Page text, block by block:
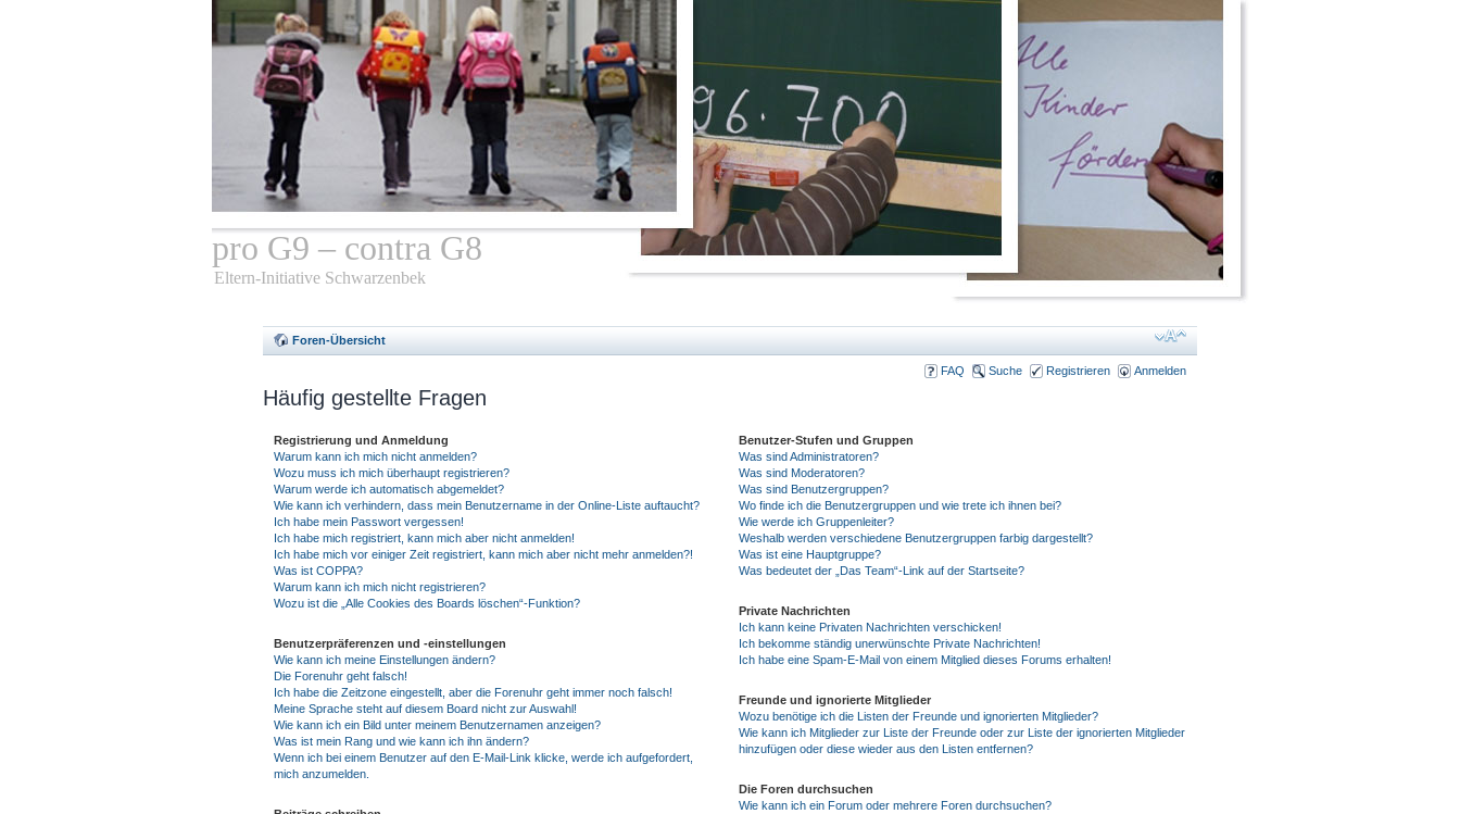
pro G9 – contra G8
Eltern-Initiative Schwarzenbek
Foren-Übersicht
FAQ Suche Registrieren Anmelden
Häufig gestellte Fragen
Registrierung und Anmeldung
Warum kann ich mich nicht anmelden?
Wozu muss ich mich überhaupt registrieren?
Warum werde ich automatisch abgemeldet?
Wie kann ich verhindern, dass mein Benutzername in der Online-Liste auftaucht?
Ich habe mein Passwort vergessen!
Ich habe mich registriert, kann mich aber nicht anmelden!
Ich habe mich vor einiger Zeit registriert, kann mich aber nicht mehr anmelden?!
Was ist COPPA?
Warum kann ich mich nicht registrieren?
Wozu ist die „Alle Cookies des Boards löschen“-Funktion?
Benutzerpräferenzen und -einstellungen
Wie kann ich meine Einstellungen ändern?
Die Forenuhr geht falsch!
Ich habe die Zeitzone eingestellt, aber die Forenuhr geht immer noch falsch!
Meine Sprache steht auf diesem Board nicht zur Auswahl!
Wie kann ich ein Bild unter meinem Benutzernamen anzeigen?
Was ist mein Rang und wie kann ich ihn ändern?
Wenn ich bei einem Benutzer auf den E-Mail-Link klicke, werde ich aufgefordert,
mich anzumelden.
Benutzer-Stufen und Gruppen
Was sind Administratoren?
Was sind Moderatoren?
Was sind Benutzergruppen?
Wo finde ich die Benutzergruppen und wie trete ich ihnen bei?
Wie werde ich Gruppenleiter?
Weshalb werden verschiedene Benutzergruppen farbig dargestellt?
Was ist eine Hauptgruppe?
Was bedeutet der „Das Team“-Link auf der Startseite?
Private Nachrichten
Ich kann keine Privaten Nachrichten verschicken!
Ich bekomme ständig unerwünschte Private Nachrichten!
Ich habe eine Spam-E-Mail von einem Mitglied dieses Forums erhalten!
Freunde und ignorierte Mitglieder
Wozu benötige ich die Listen der Freunde und ignorierten Mitglieder?
Wie kann ich Mitglieder zur Liste der Freunde oder zur Liste der ignorierten Mitglieder
hinzufügen oder diese wieder aus den Listen entfernen?
Die Foren durchsuchen
Wie kann ich ein Forum oder mehrere Foren durchsuchen?